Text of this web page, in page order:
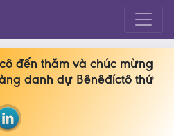
đến thăm và chúc mừng
danh dự Bênêđíctô thứ